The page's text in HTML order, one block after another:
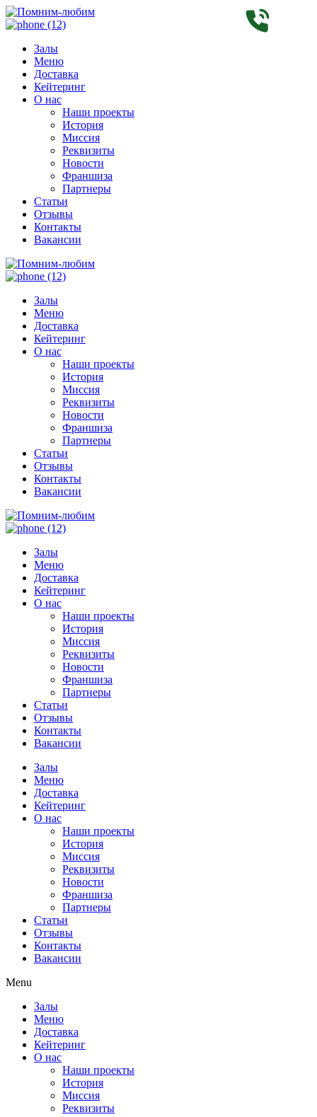
Залы
Меню
Доставка
Кейтеринг
О нас
Наши проекты
История
Миссия
Реквизиты
Новости
Франшиза
Партнеры
Статьи
Отзывы
Контакты
Вакансии
Залы
Меню
Доставка
Кейтеринг
О нас
Наши проекты
История
Миссия
Реквизиты
Новости
Франшиза
Партнеры
Статьи
Отзывы
Контакты
Вакансии
Залы
Меню
Доставка
Кейтеринг
О нас
Наши проекты
История
Миссия
Реквизиты
Новости
Франшиза
Партнеры
Статьи
Отзывы
Контакты
Вакансии
Залы
Меню
Доставка
Кейтеринг
О нас
Наши проекты
История
Миссия
Реквизиты
Новости
Франшиза
Партнеры
Статьи
Отзывы
Контакты
Вакансии
Menu
Залы
Меню
Доставка
Кейтеринг
О нас
Наши проекты
История
Миссия
Реквизиты